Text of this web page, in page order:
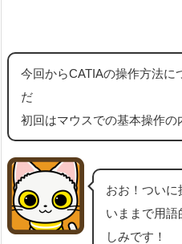
今回からCATIAの操作方法に
だ
初回はマウスでの基本操作の
おお！ついに
いままで用
しみです！